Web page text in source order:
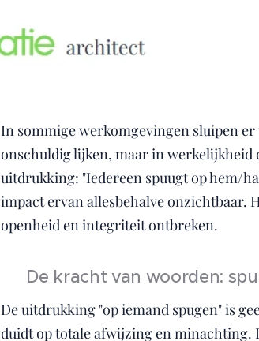
In sommige werkomgevingen sluipen
onschuldig lijken, maar in werkelijkheid
uitdrukking: "Iedereen spuugt op hem/
impact ervan allesbehalve onzichtbaar.
openheid en integriteit ontbreken.
🔨 De kracht van woorden:
De uitdrukking "op iemand spugen" is
duidt op totale afwijzing en minachting.